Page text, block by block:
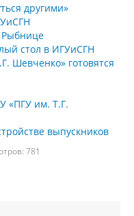
другими»
Рыбнице
стол в ИГУиСГН
Шевченко» готовятся
«ПГУ им. Т.Г.
выпускников
781